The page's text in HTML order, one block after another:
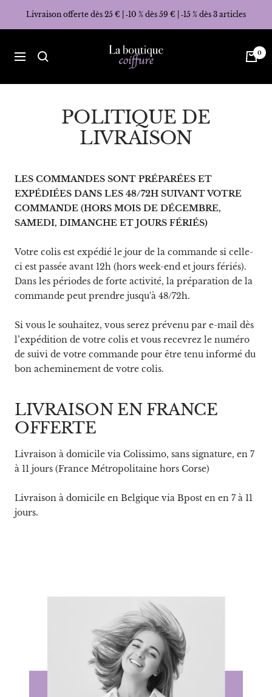
Livraison offerte dès 25 € | ‑10 % dès 59 € | ‑15 % dès 3 articles
Navigation
La
Boutique
0
POLITIQUE DE
LIVRAISON
LES COMMANDES SONT PRÉPARÉES ET
EXPÉDIÉES DANS LES 48/72H SUIVANT VOTRE
COMMANDE (HORS MOIS DE DÉCEMBRE,
SAMEDI, DIMANCHE ET JOURS FÉRIÉS)
Votre colis est expédié le jour de la commande si celle-
ci est passée avant 12h (hors week-end et jours fériés).
Dans les périodes de forte activité, la préparation de la
commande peut prendre jusqu'à 48/72h.
Si vous le souhaitez, vous serez prévenu par e-mail dès
l’expédition de votre colis et vous recevrez le numéro
de suivi de votre commande pour être tenu informé du
bon acheminement de votre colis.
LIVRAISON EN FRANCE
OFFERTE
Livraison à domicile via Colissimo, sans signature, en 7
à 11 jours (France Métropolitaine hors Corse)
Livraison à domicile en Belgique via Bpost en en 7 à 11
jours.